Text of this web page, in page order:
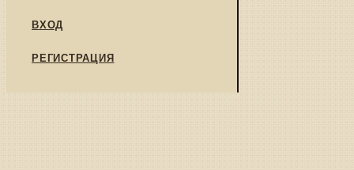
ВХОД
РЕГИСТРАЦИЯ